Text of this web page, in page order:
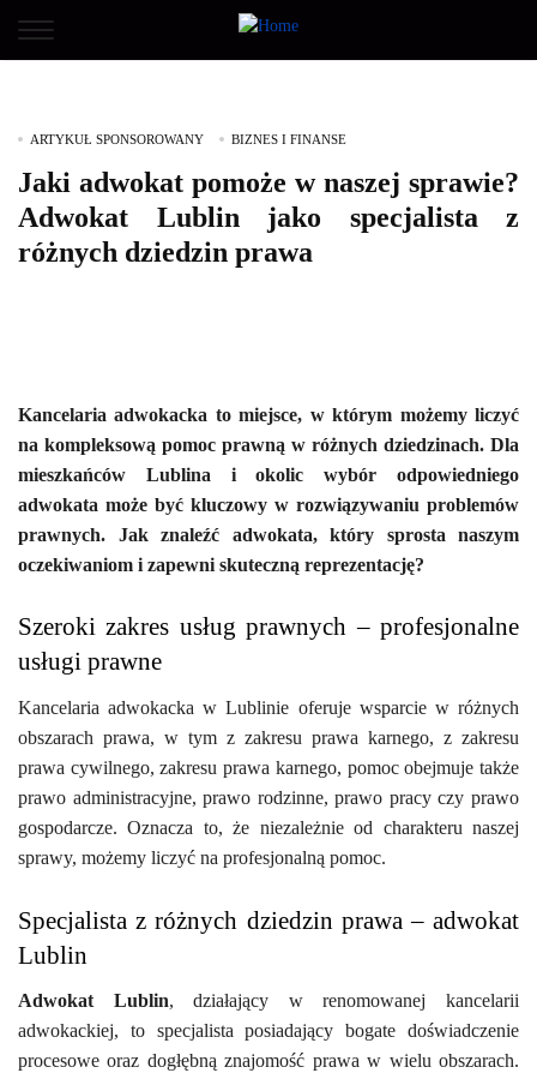
ARTYKUŁ SPONSOROWANY BIZNES I FINANSE
Jaki adwokat pomoże w naszej sprawie?
Adwokat Lublin jako specjalista z
różnych dziedzin prawa
Kancelaria adwokacka to miejsce, w którym możemy liczyć
na kompleksową pomoc prawną w różnych dziedzinach. Dla
mieszkańców Lublina i okolic wybór odpowiedniego
adwokata może być kluczowy w rozwiązywaniu problemów
prawnych. Jak znaleźć adwokata, który sprosta naszym
oczekiwaniom i zapewni skuteczną reprezentację?
Szeroki zakres usług prawnych – profesjonalne
usługi prawne
Kancelaria adwokacka w Lublinie oferuje wsparcie w różnych
obszarach prawa, w tym z zakresu prawa karnego, z zakresu
prawa cywilnego, zakresu prawa karnego, pomoc obejmuje także
prawo administracyjne, prawo rodzinne, prawo pracy czy prawo
gospodarcze. Oznacza to, że niezależnie od charakteru naszej
sprawy, możemy liczyć na profesjonalną pomoc.
Specjalista z różnych dziedzin prawa – adwokat
Lublin
Adwokat Lublin, działający w renomowanej kancelarii
adwokackiej, to specjalista posiadający bogate doświadczenie
procesowe oraz dogłębną znajomość prawa w wielu obszarach.